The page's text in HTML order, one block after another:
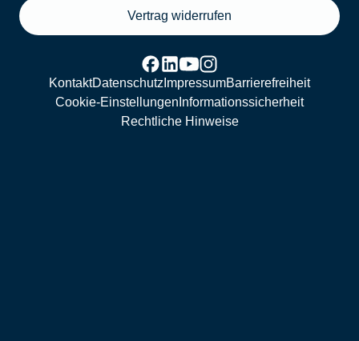
Vertrag widerrufen
KontaktDatenschutz ImpressumBarrierefreiheit
Cookie-Einstellungen Informationssicherheit
Rechtliche Hinweise